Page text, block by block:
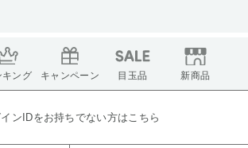
キング キャンペーン 目玉品 新商品
インIDをお持ちでない方はこちら